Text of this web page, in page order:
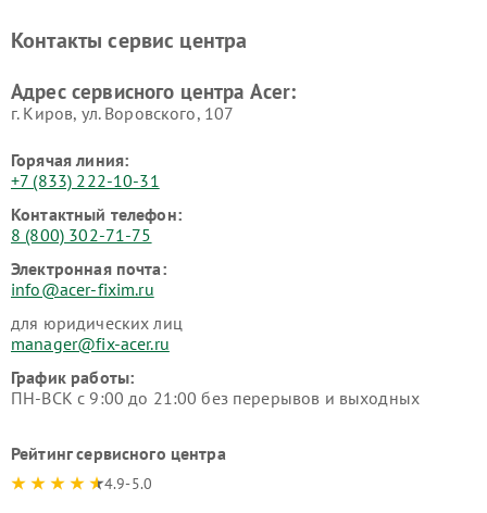
Контакты сервис центра
Адрес сервисного центра Acer:
г. Киров, ул. Воровского, 107
Горячая линия:
+7 (833) 222-10-31
Контактный телефон:
8 (800) 302-71-75
Электронная почта:
info@acer-fixim.ru
для юридических лиц
manager@fix-acer.ru
График работы:
ПН-ВСК с 9:00 до 21:00 без перерывов и выходных
Рейтинг сервисного центра
4.9-5.0